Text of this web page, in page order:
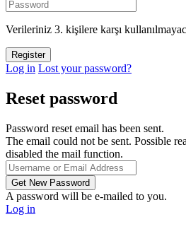
Verileriniz 3. kişilere karşı
Log in Lost your password?
Reset password
Password reset email has been sent.
The email could not be sent. Possible
disabled the mail function.
A password will be e-mailed to you.
Log in